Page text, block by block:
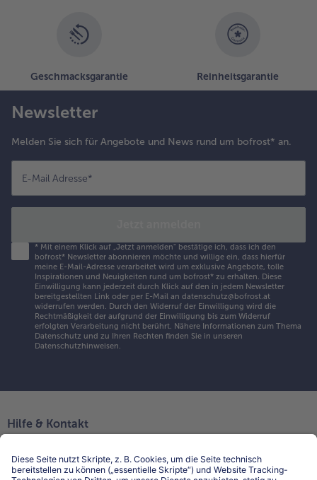
Geschmacksgarantie Reinheitsgarantie
Newsletter
Melden Sie sich für Angebote und News rund um bofrost* an.
E-Mail Adresse*
* Mit einem Klick auf „Jetzt anmelden" bestätige ich, dass ich den
bofrost* Newsletter abonnieren möchte und willige ein, dass hierfür
meine E-Mail-Adresse verarbeitet wird um exklusive Angebote, tolle
Inspirationen und Neuigkeiten rund um bofrost* zu erhalten. Diese
Einwilligung kann jederzeit durch Klick auf den in jedem Newsletter
bereitgestellten Link oder per E-Mail an datenschutz@bofrost.at
widerrufen werden. Durch den Widerruf der Einwilligung wird die
Rechtmäßigkeit der aufgrund der Einwilligung bis zum Widerruf
erfolgten Verarbeitung nicht berührt. Nähere Informationen zum Thema
Datenschutz und zu Ihren Rechten finden Sie in unseren
Datenschutzhinweisen.
Hilfe & Kontakt
Kontakt